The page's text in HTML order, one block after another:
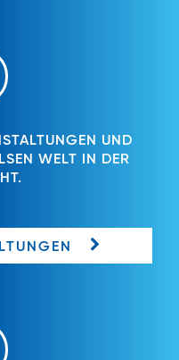
UND
WELT IN DER